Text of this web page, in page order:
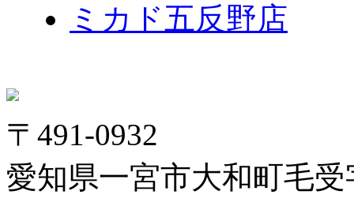
ミカド五反野店
〒491-0932
愛知県一宮市大和町毛受